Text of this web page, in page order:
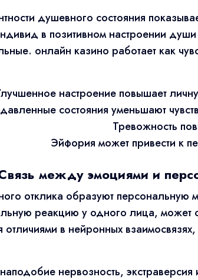
душевного состояния
в позитивном настроении души
онлайн казино работает как
настроение повышает
состояния уменьшают
Тревожность
Эйфория может привести к
между эмоциями и
отклика образуют персональную
реакцию у одного лица, может
отличиями в нейронных
нервозность, экстраверсия